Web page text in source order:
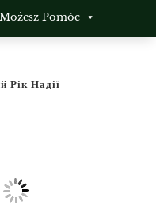
Możesz Pomóc
Рік Надії